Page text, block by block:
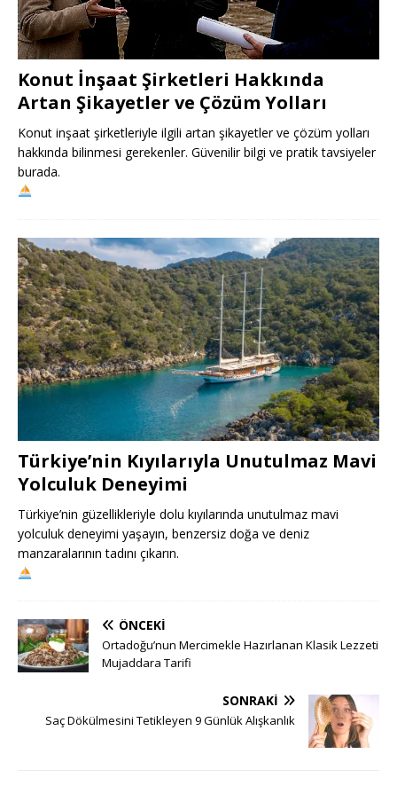
Konut İnşaat Şirketleri Hakkında
Artan Şikayetler ve Çözüm Yolları
Konut inşaat şirketleriyle ilgili artan şikayetler ve çözüm yolları
hakkında bilinmesi gerekenler. Güvenilir bilgi ve pratik tavsiyeler
burada.
Türkiye’nin Kıyılarıyla Unutulmaz Mavi
Yolculuk Deneyimi
Türkiye’nin güzellikleriyle dolu kıyılarında unutulmaz mavi
yolculuk deneyimi yaşayın, benzersiz doğa ve deniz
manzaralarının tadını çıkarın.
ÖNCEKI
Ortadoğu’nun Mercimekle Hazırlanan Klasik Lezzeti
Mujaddara Tarifi
SONRAKI
Saç Dökülmesini Tetikleyen 9 Günlük Alışkanlık